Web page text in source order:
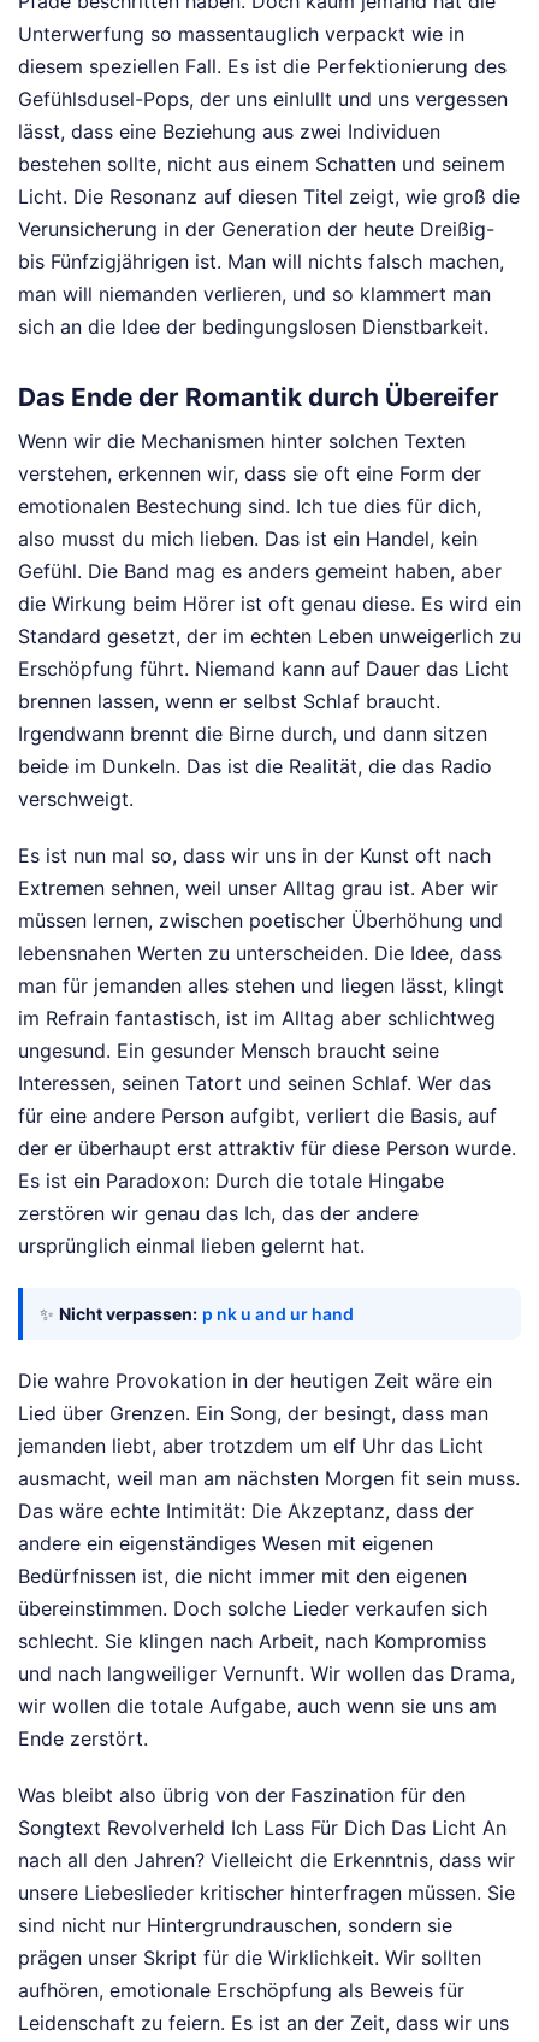
Unterwerfung so massentauglich verpackt wie in
diesem speziellen Fall. Es ist die Perfektionierung des
Gefühlsdusel-Pops, der uns einlullt und uns vergessen
lässt, dass eine Beziehung aus zwei Individuen
bestehen sollte, nicht aus einem Schatten und seinem
Licht. Die Resonanz auf diesen Titel zeigt, wie groß die
Verunsicherung in der Generation der heute Dreißig-
bis Fünfzigjährigen ist. Man will nichts falsch machen,
man will niemanden verlieren, und so klammert man
sich an die Idee der bedingungslosen Dienstbarkeit.
Das Ende der Romantik durch Übereifer
Wenn wir die Mechanismen hinter solchen Texten
verstehen, erkennen wir, dass sie oft eine Form der
emotionalen Bestechung sind. Ich tue dies für dich,
also musst du mich lieben. Das ist ein Handel, kein
Gefühl. Die Band mag es anders gemeint haben, aber
die Wirkung beim Hörer ist oft genau diese. Es wird ein
Standard gesetzt, der im echten Leben unweigerlich zu
Erschöpfung führt. Niemand kann auf Dauer das Licht
brennen lassen, wenn er selbst Schlaf braucht.
Irgendwann brennt die Birne durch, und dann sitzen
beide im Dunkeln. Das ist die Realität, die das Radio
verschweigt.
Es ist nun mal so, dass wir uns in der Kunst oft nach
Extremen sehnen, weil unser Alltag grau ist. Aber wir
müssen lernen, zwischen poetischer Überhöhung und
lebensnahen Werten zu unterscheiden. Die Idee, dass
man für jemanden alles stehen und liegen lässt, klingt
im Refrain fantastisch, ist im Alltag aber schlichtweg
ungesund. Ein gesunder Mensch braucht seine
Interessen, seinen Tatort und seinen Schlaf. Wer das
für eine andere Person aufgibt, verliert die Basis, auf
der er überhaupt erst attraktiv für diese Person wurde.
Es ist ein Paradoxon: Durch die totale Hingabe
zerstören wir genau das Ich, das der andere
ursprünglich einmal lieben gelernt hat.
✨ Nicht verpassen: p nk u and ur hand
Die wahre Provokation in der heutigen Zeit wäre ein
Lied über Grenzen. Ein Song, der besingt, dass man
jemanden liebt, aber trotzdem um elf Uhr das Licht
ausmacht, weil man am nächsten Morgen fit sein muss.
Das wäre echte Intimität: Die Akzeptanz, dass der
andere ein eigenständiges Wesen mit eigenen
Bedürfnissen ist, die nicht immer mit den eigenen
übereinstimmen. Doch solche Lieder verkaufen sich
schlecht. Sie klingen nach Arbeit, nach Kompromiss
und nach langweiliger Vernunft. Wir wollen das Drama,
wir wollen die totale Aufgabe, auch wenn sie uns am
Ende zerstört.
Was bleibt also übrig von der Faszination für den
Songtext Revolverheld Ich Lass Für Dich Das Licht An
nach all den Jahren? Vielleicht die Erkenntnis, dass wir
unsere Liebeslieder kritischer hinterfragen müssen. Sie
sind nicht nur Hintergrundrauschen, sondern sie
prägen unser Skript für die Wirklichkeit. Wir sollten
aufhören, emotionale Erschöpfung als Beweis für
Leidenschaft zu feiern. Es ist an der Zeit, dass wir uns